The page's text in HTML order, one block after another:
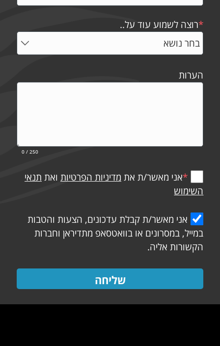
*רוצה לשמוע עוד על..
הערות
0 / 250
*אני מאשר/ת את מדיניות הפרטיות ואת תנאי
השימוש
אני מאשר/ת קבלת עדכונים, הצעות והטבות
במייל, במסרונים או בוואטסאפ מתדיראן וחברות
הקשורות אליה.
שליחה